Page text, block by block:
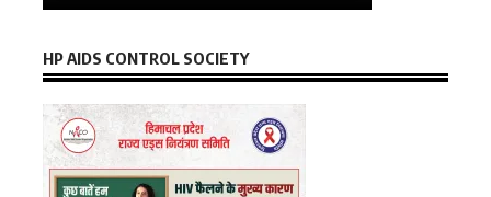
HP AIDS CONTROL SOCIETY